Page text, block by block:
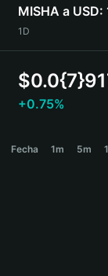
Bahasa Indonesia
ภาษาไทย
हिन्दी
Español
Português (Brasil)
MISHA a USD:
1D
$
+0.75%
Fecha 1m 5m